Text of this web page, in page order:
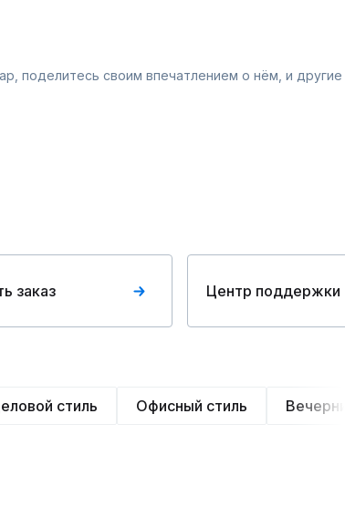
поделитесь своим впечатлением о нём, и
заказ Центр поддержки
стиль Офисный стиль